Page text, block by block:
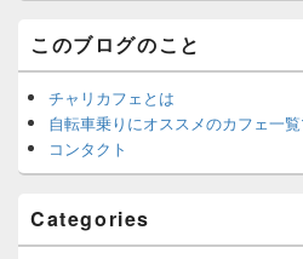
このブログのこと
チャリカフェとは
自転車乗りにオススメのカフェ一
コンタクト
Categories